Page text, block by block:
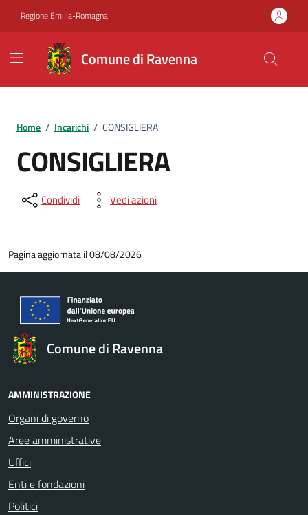
Regione Emilia-Romagna
Comune di Ravenna
Home / Incarichi / CONSIGLIERA
CONSIGLIERA
Condividi Vedi azioni
Pagina aggiornata il 08/08/2026
Comune di Ravenna
AMMINISTRAZIONE
Organi di governo
Aree amministrative
Uffici
Enti e fondazioni
Politici